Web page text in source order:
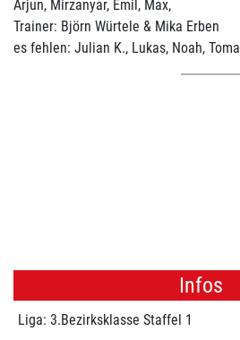
Arjun, Mirzanyar, Emil, Max,
Trainer: Björn Würtele & Mika Erben
es fehlen: Julian K., Lukas, Noah, Toma
Infos
Liga: 3.Bezirksklasse Staffel 1